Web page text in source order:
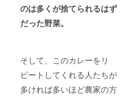
のは多くが捨てられるはず
だった野菜。
そして、このカレーをリ
ピートしてくれる人たちが
多ければ多いほど農家の方